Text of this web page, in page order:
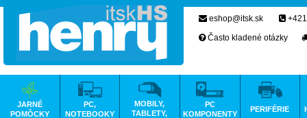
eshop@itsk.sk
Často kladené otázky
JARNÉ
POMÔCKY
PC,
NOTEBOOKY
MOBILY,
TABLETY,
PC
KOMPONENTY
PERIFÉRIE